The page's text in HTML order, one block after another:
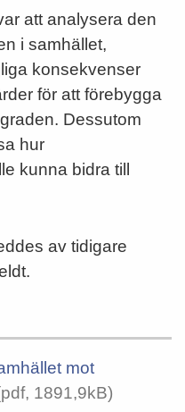
att analysera den
i samhället,
konsekvenser
för att förebygga
Dessutom
hur
kunna bidra till
av tidigare
mot
1891,9kB)